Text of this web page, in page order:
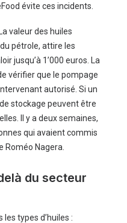
évite ces incidents.
valeur des huiles
pétrole, attire les
jusqu’à 1’000 euros. La
vérifier que le pompage
autorisé. Si un
stockage peuvent être
Il y a deux semaines,
qui avaient commis
Roméo Nagera.
du secteur
les types d’huiles :